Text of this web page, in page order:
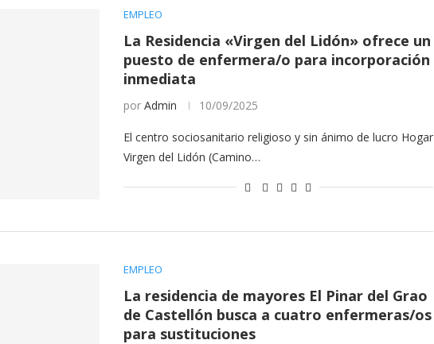
EMPLEO
La Residencia «Virgen del Lidón» ofrece un
puesto de enfermera/o para incorporación
inmediata
por Admin 10/09/2025
El centro sociosanitario religioso y sin ánimo de lucro Hogar
Virgen del Lidón (Camino…
EMPLEO
La residencia de mayores El Pinar del Grao
de Castellón busca a cuatro enfermeras/os
para sustituciones